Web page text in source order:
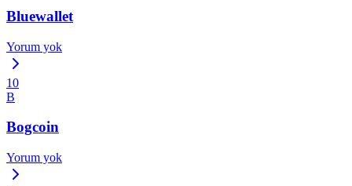
Bluewallet
Yorum yok
10
B
Bogcoin
Yorum yok